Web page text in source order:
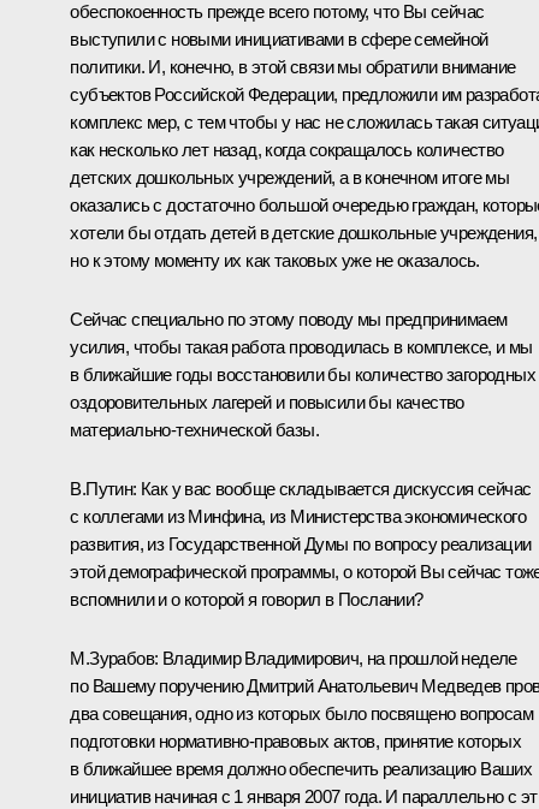
обеспокоенность прежде всего потому, что Вы сейчас
выступили с новыми инициативами в сфере семейной
политики. И, конечно, в этой связи мы обратили внимание
субъектов Российской Федерации, предложили им
комплекс мер, с тем чтобы у нас не сложилась такая
как несколько лет назад, когда сокращалось количество
детских дошкольных учреждений, а в конечном итоге мы
оказались с достаточно большой очередью граждан,
хотели бы отдать детей в детские дошкольные учреждения,
но к этому моменту их как таковых уже не оказалось.
Сейчас специально по этому поводу мы предпринимаем
усилия, чтобы такая работа проводилась в комплексе, и мы
в ближайшие годы восстановили бы количество загородных
оздоровительных лагерей и повысили бы качество
материально-технической базы.
В.Путин: Как у вас вообще складывается дискуссия сейчас
с коллегами из Минфина, из Министерства экономического
развития, из Государственной Думы по вопросу реализации
этой демографической программы, о которой Вы сейчас
вспомнили и о которой я говорил в Послании?
М.Зурабов: Владимир Владимирович, на прошлой неделе
по Вашему поручению Дмитрий Анатольевич Медведев
два совещания, одно из которых было посвящено вопросам
подготовки нормативно-правовых актов, принятие которых
в ближайшее время должно обеспечить реализацию Ваших
инициатив начиная с 1 января 2007 года. И параллельно с